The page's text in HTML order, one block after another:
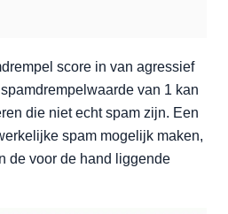
score in van agressief
van 1 kan
die niet echt spam zijn. Een
spam mogelijk maken,
de voor de hand liggende